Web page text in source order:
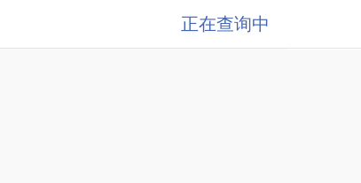
正在查询中